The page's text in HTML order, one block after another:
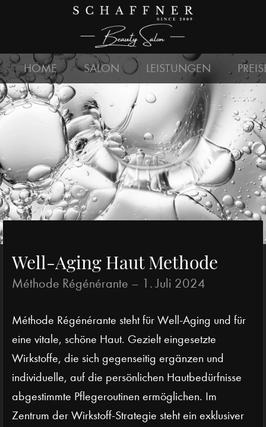
HOME SALON LEISTUNGEN
Well-Aging Haut Methode
Méthode Régénérante – 1. Juli 2024
Méthode Régénérante steht für Well-Aging und für
eine vitale, schöne Haut. Gezielt eingesetzte
Wirkstoffe, die sich gegenseitig ergänzen und
individuelle, auf die persönlichen Hautbedürfnisse
abgestimmte Pflegeroutinen ermöglichen. Im
Zentrum der Wirkstoff-Strategie steht ein exklusiver